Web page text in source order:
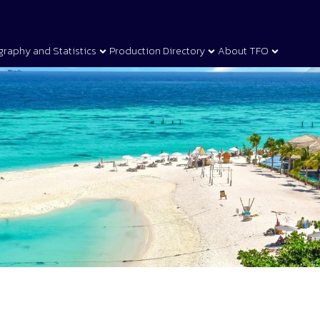
and Statistics Production Directory About TFO